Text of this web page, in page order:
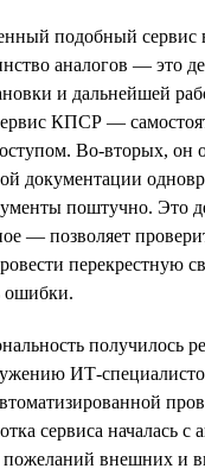
подобный сервис
аналогов — это
и дальнейшей
КПСР —
Во-вторых, он
документации
поштучно. Это
— позволяет
перекрестную
ошибки.
получилось
ИТ-
сервиса началась с
пожеланий внешних и